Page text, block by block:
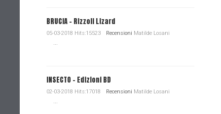
BRUCIA - Rizzoli Lizard
05-03-2018 Hits:15523 Recensioni Matilde Losani
...
INSECTO - Edizioni BD
02-03-2018 Hits:17018 Recensioni Matilde Losani
...